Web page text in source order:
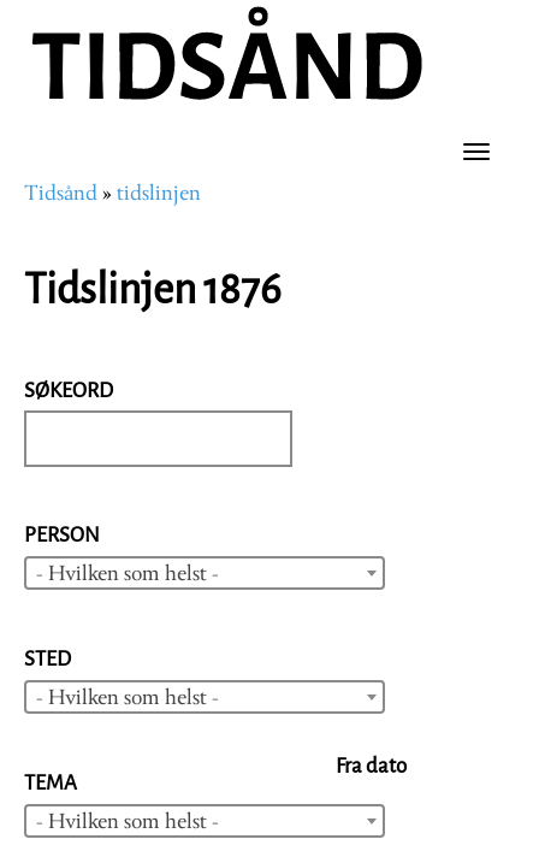
hovedinnhold
Toggle
Navigasjonssti
Tidsånd tidslinjen
Tidslinjen 1876
SØKEORD
PERSON
- Hvilken som helst -
STED
- Hvilken som helst -
TEMA
- Hvilken som helst -
Fra dato